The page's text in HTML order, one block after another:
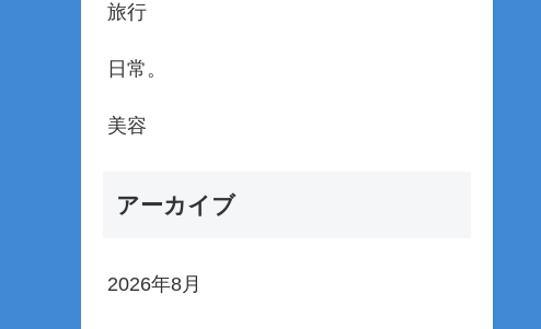
旅行
日常。
美容
アーカイブ
2026年8月